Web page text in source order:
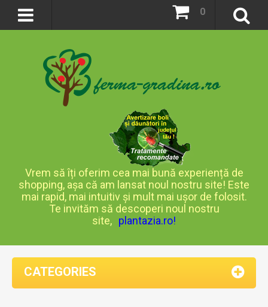
0
Vrem să îți oferim cea mai bună experiență de
shopping, așa că am lansat noul nostru site! Este
mai rapid, mai intuitiv și mult mai ușor de folosit.
Te invităm să descoperi noul nostru
site, plantazia.ro!
CATEGORIES